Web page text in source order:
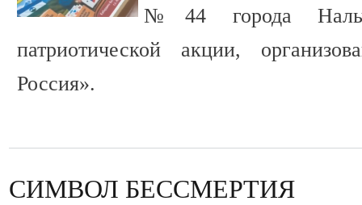
№44 города
патриотической акции,
Россия».
СИМВОЛ БЕССМЕРТИЯ